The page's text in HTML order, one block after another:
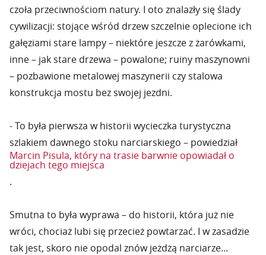
czoła przeciwnościom natury. I oto znalazły się ślady
cywilizacji: stojące wśród drzew szczelnie oplecione ich
gałęziami stare lampy – niektóre jeszcze z żarówkami,
inne – jak stare drzewa – powalone; ruiny maszynowni
– pozbawione metalowej maszynerii czy stalowa
konstrukcja mostu bez swojej jezdni.
- To była pierwsza w historii wycieczka turystyczna
szlakiem dawnego stoku narciarskiego – powiedział
Marcin Pisula, który na trasie barwnie opowiadał o
dziejach tego miejsca
.
Smutna to była wyprawa – do historii, która już nie
wróci, chociaż lubi się przecież powtarzać. I w zasadzie
tak jest, skoro nie opodal znów jeżdżą narciarze...